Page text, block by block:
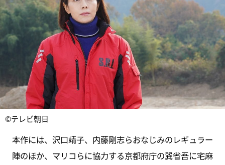
©テレビ朝日
本作には、沢口靖子、内藤剛志らおなじみのレギュラー
陣のほか、マリコらに協力する京都府庁の巽省吾に宅麻